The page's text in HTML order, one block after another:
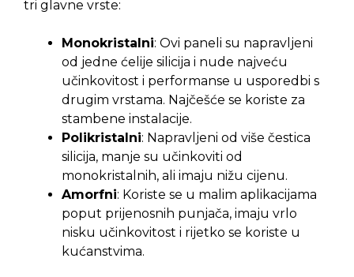
tri glavne vrste:
Monokristalni: Ovi paneli su napravljeni
od jedne ćelije silicija i nude najveću
učinkovitost i performanse u usporedbi s
drugim vrstama. Najčešće se koriste za
stambene instalacije.
Polikristalni: Napravljeni od više čestica
silicija, manje su učinkoviti od
monokristalnih, ali imaju nižu cijenu.
Amorfni: Koriste se u malim aplikacijama
poput prijenosnih punjača, imaju vrlo
nisku učinkovitost i rijetko se koriste u
kućanstvima.